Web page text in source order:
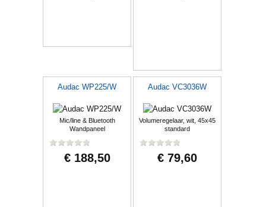
Audac WP225/W
Mic/line & Bluetooth
Wandpaneel
€ 188,50
Audac VC3036W
Volumeregelaar, wit, 45x45
standard
€ 79,60